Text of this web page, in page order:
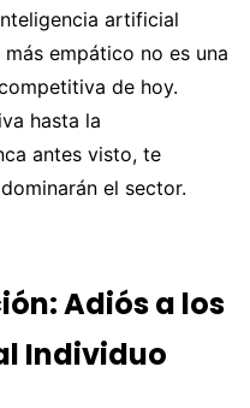
artificial
empático no es una
de hoy.
hasta la
antes visto, te
el sector.
Adiós a los
Individuo